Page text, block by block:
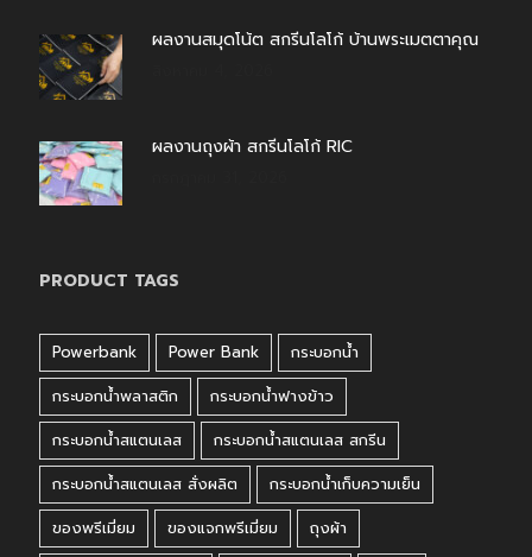
ผลงานสมุดโน้ต สกรีนโลโก้ บ้านพระเมตตาคุณ
ผลงานถุงผ้า สกรีนโลโก้ RIC
PRODUCT TAGS
Powerbank Power Bank
กระบอกน้ำ
กระบอกน้ำพลาสติก
กระบอกน้ำฟางข้าว
กระบอกน้ำสแตนเลส
กระบอกน้ำสแตนเลส สกรีน
กระบอกน้ำสแตนเลส สั่งผลิต
กระบอกน้ำเก็บความเย็น
ของพรีเมี่ยม
ของแจกพรีเมี่ยม
ถุงผ้า